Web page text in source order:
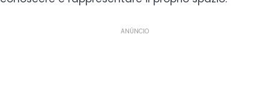
ANÚNCIO